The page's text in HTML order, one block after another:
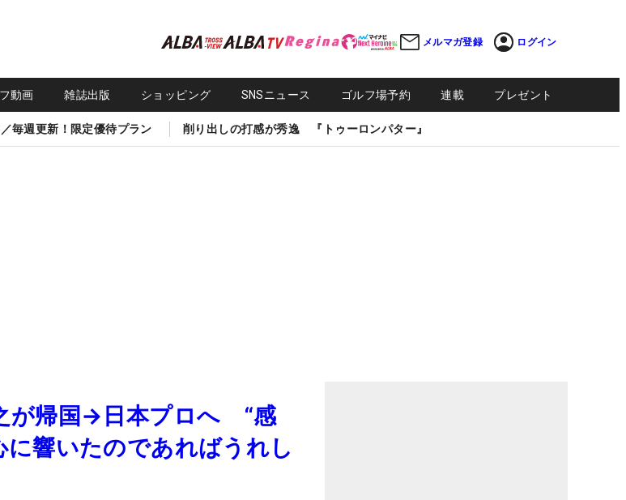
メルマガ登録 ログイン
動画 雑誌出版 ショッピング SNSニュース ゴルフ場予約 連載 プレゼント
毎週更新！限定優待プラン 削り出しの打感が秀逸 『トゥーロンパター』
が帰国→日本プロへ “感
響いたのであればうれし